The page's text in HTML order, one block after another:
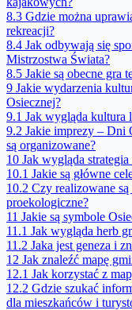
8.3 Gdzie można
rekreacji?
8.4 Jak odbywają się
Mistrzostwa Świata?
8.5 Jakie są obecne gra
9 Jakie wydarzenia
Osiecznej?
9.1 Jak wygląda kultura
9.2 Jakie imprezy – Dni
są organizowane?
10 Jak wygląda
10.1 Jakie są główne
10.2 Czy realizowane
proekologiczne?
11 Jakie są symbole
11.1 Jak wygląda herb
11.2 Jaka jest geneza i
12 Jak znaleźć mapę
12.1 Jak korzystać z
12.2 Gdzie szukać
dla mieszkańców i